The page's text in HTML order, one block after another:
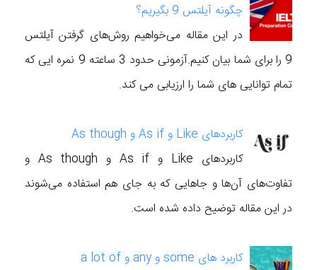
چگونه آیلتس 9 بگیریم؟
در این مقاله می‌خواهیم روش‌های گرفتن آیلتس
9 را برای شما بیان کنیم.آزمونی حدود 3 ساعته 9 نمره ایی که
تمام توانایی های شما را ارزیابی می کند.
کاربردهای Like و As if و As though
کاربردهای Like و As if و As though و
تفاوت‌های آن‌ها و جاهایی که به جای هم استفاده می‌شوند
در این مقاله توضیح داده شده است.
کاربرد های some و any و a lot of